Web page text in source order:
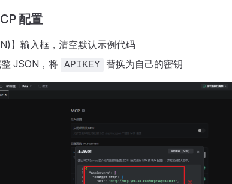
配置
】输入框，清空默认示例代码
JSON，将 APIKEY 替换为自己的密钥